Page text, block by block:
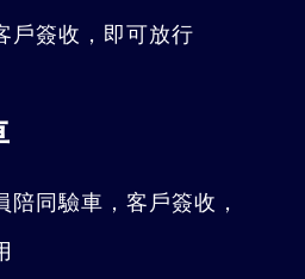
戶簽收，即可放行
陪同驗車，客戶簽收，